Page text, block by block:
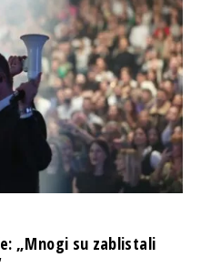
„Mnogi su zablistali